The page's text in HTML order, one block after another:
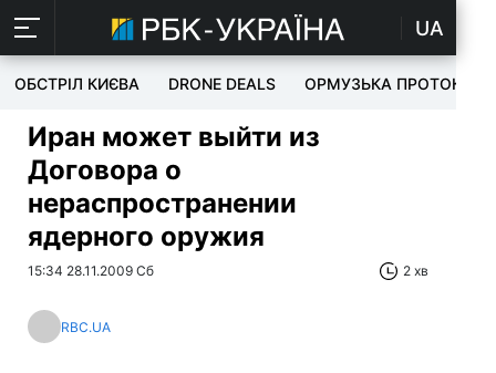
UA
ОБСТРІЛ КИЄВА DRONE DEALS ОРМУЗЬКА ПРОТОКА
Иран может выйти из
Договора о
нераспространении
ядерного оружия
15:34 28.11.2009 Сб 2 хв
RBC.UA